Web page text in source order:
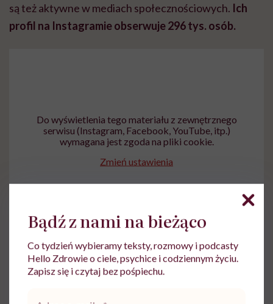
są też aktywne w mediach społecznościowych. Ich
profil na Instagramie obserwuje 296 tys. osób.
Do wyświetlenia tego materiału z zewnętrznego
serwisu (Instagram, Facebook, YouTube, itp.)
wymagana jest zgoda na pliki cookie.
Zmień ustawienia
Bądź z nami na bieżąco
Co tydzień wybieramy teksty, rozmowy i podcasty
Hello Zdrowie o ciele, psychice i codziennym życiu.
Zapisz się i czytaj bez pośpiechu.